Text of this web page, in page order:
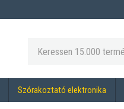
Szórakoztató elektronika